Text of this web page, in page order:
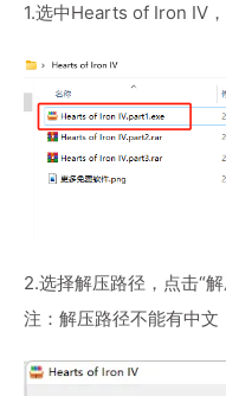
1.选中Hearts of Iron IV
2.选择解压路径，点击“解
注：解压路径不能有中文